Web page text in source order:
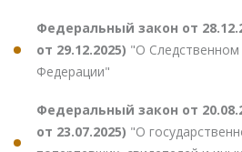
Федеральный закон от
от 29.12.2025) "О Следственном
Федерации"
Федеральный закон от
от 23.07.2025) "О